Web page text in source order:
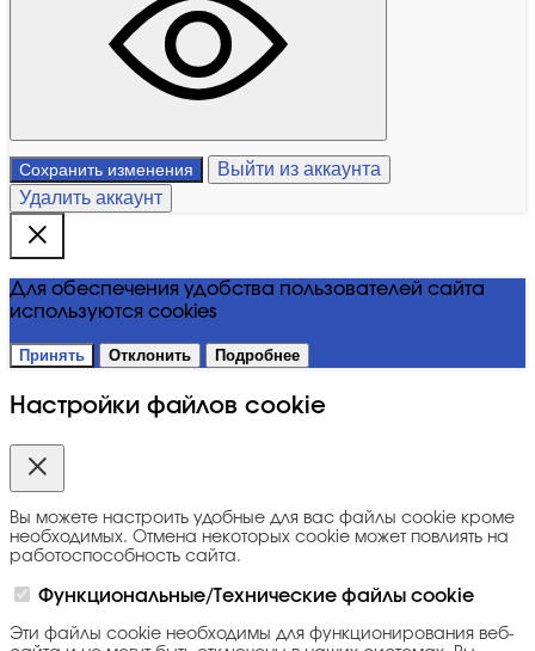
Сохранить изменения
Выйти из аккаунта
Удалить аккаунт
Для обеспечения удобства пользователей сайта
используются cookies
Принять Отклонить Подробнее
Настройки файлов cookie
Вы можете настроить удобные для вас файлы cookie кроме
необходимых. Отмена некоторых cookie может повлиять на
работоспособность сайта.
Функциональные/Технические файлы cookie
Эти файлы cookie необходимы для функционирования веб-